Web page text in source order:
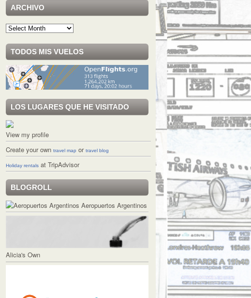
ARCHIVO
Archivo
TODOS MIS VUELOS
LOS LUGARES QUE HE VISITADO
View my profile
Create your own travel map or travel blog
Holiday rentals at TripAdvisor
BLOGROLL
Aeropuertos Argentinos
Alicia's Own